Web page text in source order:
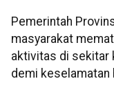
Pemerintah
masyarakat
aktivitas di sekitar
demi keselamatan